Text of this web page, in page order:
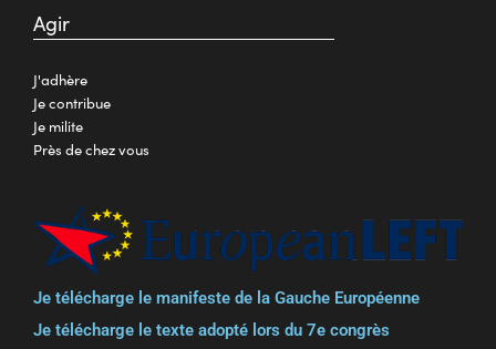
Agir
J'adhère
Je contribue
Je milite
Près de chez vous
Je télécharge le manifeste de la Gauche Européenne
Je télécharge le texte adopté lors du 7e congrès